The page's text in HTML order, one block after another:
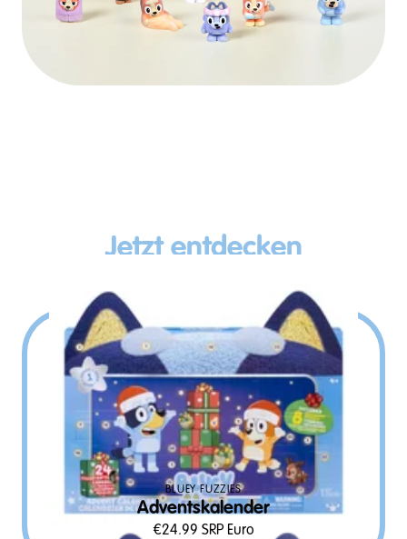
Jetzt entdecken
Adventskalender
BLUEY FUZZIES
€24.99 SRP Euro